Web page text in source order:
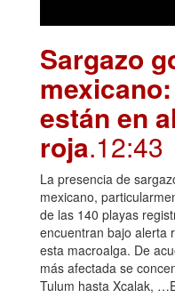
Sargazo
están en
roja.12:43
La presencia de
mexicano,
de las 140 playas
encuentran bajo alerta
esta macroalga. De
más afectada se
Tulum hasta Xcalak,